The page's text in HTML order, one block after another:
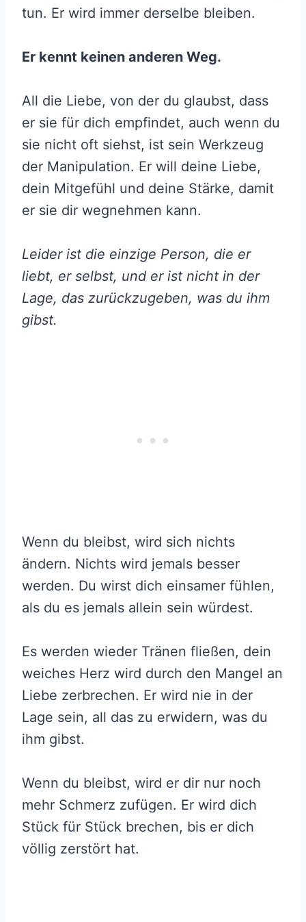
tun. Er wird immer derselbe bleiben.
Er kennt keinen anderen Weg.
All die Liebe, von der du glaubst, dass
er sie für dich empfindet, auch wenn du
sie nicht oft siehst, ist sein Werkzeug
der Manipulation. Er will deine Liebe,
dein Mitgefühl und deine Stärke, damit
er sie dir wegnehmen kann.
Leider ist die einzige Person, die er
liebt, er selbst, und er ist nicht in der
Lage, das zurückzugeben, was du ihm
gibst.
Wenn du bleibst, wird sich nichts
ändern. Nichts wird jemals besser
werden. Du wirst dich einsamer fühlen,
als du es jemals allein sein würdest.
Es werden wieder Tränen fließen, dein
weiches Herz wird durch den Mangel an
Liebe zerbrechen. Er wird nie in der
Lage sein, all das zu erwidern, was du
ihm gibst.
Wenn du bleibst, wird er dir nur noch
mehr Schmerz zufügen. Er wird dich
Stück für Stück brechen, bis er dich
völlig zerstört hat.